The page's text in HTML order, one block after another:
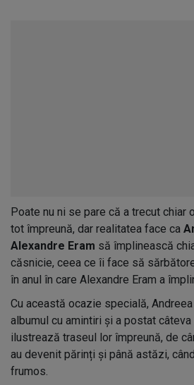
Poate nu ni se pare că a trecut chiar
tot împreună, dar realitatea face ca
Alexandre Eram să împlinească
căsnicie, ceea ce îi face să
în anul în care Alexandre Eram a
Cu această ocazie specială,
albumul cu amintiri și a postat
ilustrează traseul lor împreună, de
au devenit părinți și până astăzi,
frumos.